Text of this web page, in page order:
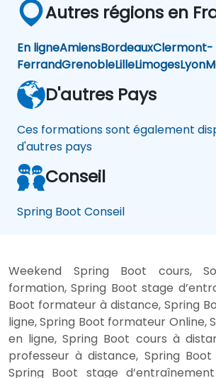
Autres régions en
En ligneAmiensBordeauxClermont-
FerrandGrenobleLilleLimogesLyon
D'autres Pays
Ces formations sont également
d'autres pays
Conseil
Spring Boot Conseil
Weekend Spring Boot cours,
formation, Spring Boot stage
Boot formateur à distance, Spring
ligne, Spring Boot formateur Online,
en ligne, Spring Boot cours à
professeur à distance, Spring Boot
Spring Boot stage